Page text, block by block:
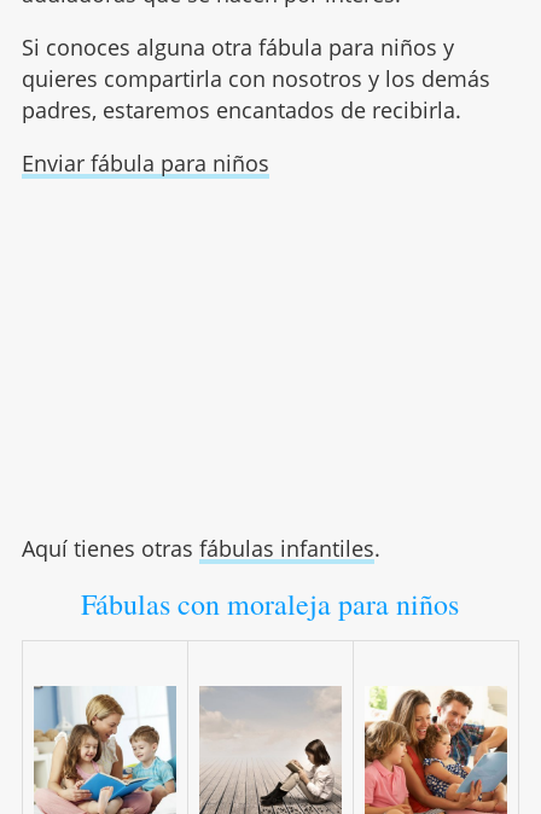
Si conoces alguna otra fábula para niños y
quieres compartirla con nosotros y los demás
padres, estaremos encantados de recibirla.
Enviar fábula para niños
Aquí tienes otras fábulas infantiles.
Fábulas con moraleja para niños